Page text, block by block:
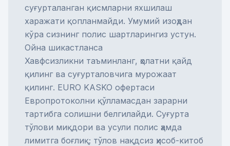
суғурталанган қисмларни яхшилаш
харажати қопланмайди. Умумий изоҳдан
кўра сизнинг полис шартларингиз устун.
Ойна шикастланса
Хавфсизликни таъминланг, ҳолатни қайд
қилинг ва суғурталовчига мурожаат
қилинг. EURO KASKO офертаси
Европротоколни қўлламасдан зарарни
тартибга солишни белгилайди. Суғурта
тўлови миқдори ва усули полис ҳамда
лимитга боғлиқ; тўлов нақдсиз ҳисоб-китоб